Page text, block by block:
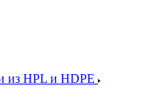
из HPL и HDPE